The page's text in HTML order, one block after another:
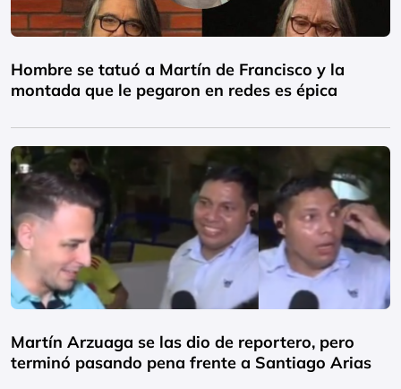
Hombre se tatuó a Martín de Francisco y la
montada que le pegaron en redes es épica
Martín Arzuaga se las dio de reportero, pero
terminó pasando pena frente a Santiago Arias